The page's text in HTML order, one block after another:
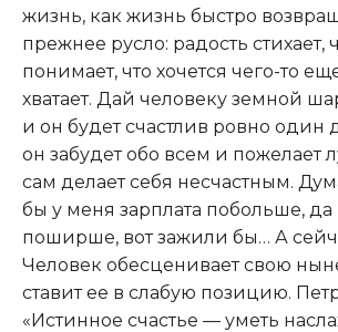
жизнь, как жизнь быстро
прежнее русло: радость стихает,
понимает, что хочется чего-то
хватает. Дай человеку земной
и он будет счастлив ровно один
он забудет обо всем и пожелает
сам делает себя несчастным.
бы у меня зарплата побольше, да
поширше, вот зажили бы… А
Человек обесценивает свою
ставит ее в слабую позицию.
«Истинное счастье — уметь